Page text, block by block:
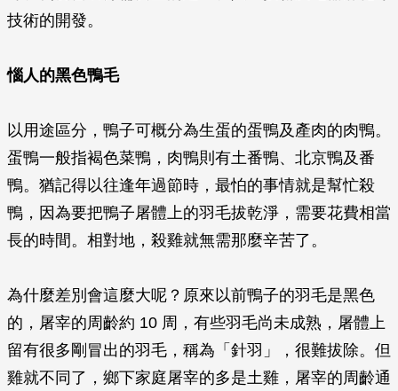
技術的開發。
惱人的黑色鴨毛
以用途區分，鴨子可概分為生蛋的蛋鴨及產肉的肉鴨。
蛋鴨一般指褐色菜鴨，肉鴨則有土番鴨、北京鴨及番
鴨。猶記得以往逢年過節時，最怕的事情就是幫忙殺
鴨，因為要把鴨子屠體上的羽毛拔乾淨，需要花費相當
長的時間。相對地，殺雞就無需那麼辛苦了。
為什麼差別會這麼大呢？原來以前鴨子的羽毛是黑色
的，屠宰的周齡約 10 周，有些羽毛尚未成熟，屠體上
留有很多剛冒出的羽毛，稱為「針羽」，很難拔除。但
雞就不同了，鄉下家庭屠宰的多是土雞，屠宰的周齡通